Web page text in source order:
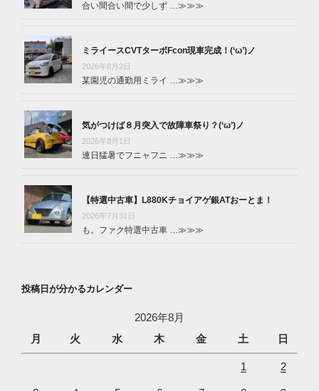
合い間合い間で少しず …≫≫≫
ミライースCVTターボFcon現車完成！(‘ω’)ノ
2026年8月2日
某園児の通勤用ミライ …≫≫≫
気がつけば８月突入で故障車祭り？(‘ω’)ノ
2026年8月1日
連日猛暑でフニャフニ …≫≫≫
【特選中古車】L880Kチョイアゲ銀ATおーとま！
2026年7月31日
も。ファク特選中古車 …≫≫≫
投稿日が分かるカレンダー
2026年8月
月
火 水 木 金 土 日
1 2